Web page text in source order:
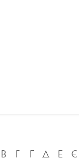
В Г Ґ Д Е Є